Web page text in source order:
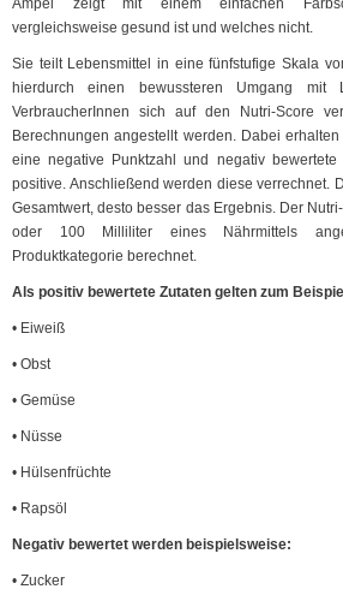
Ampel zeigt mit einem einfachen
vergleichsweise gesund ist und welches nicht.
Sie teilt Lebensmittel in eine fünfstufige Skala
hierdurch einen bewussteren Umgang mit
VerbraucherInnen sich auf den Nutri-Score
Berechnungen angestellt werden. Dabei
eine negative Punktzahl und negativ
positive. Anschließend werden diese verrechnet.
Gesamtwert, desto besser das Ergebnis. Der
oder 100 Milliliter eines Nährmittels
Produktkategorie berechnet.
Als positiv bewertete Zutaten gelten zum
• Eiweiß
• Obst
• Gemüse
• Nüsse
• Hülsenfrüchte
• Rapsöl
Negativ bewertet werden beispielsweise:
• Zucker